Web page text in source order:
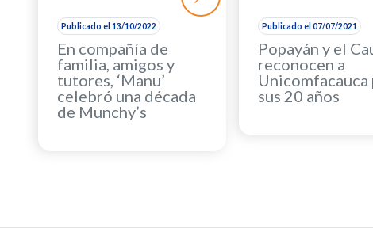
Publicado el 13/10/2022
En compañía de
familia, amigos y
tutores, ‘Manu’
celebró una década
de Munchy’s
Publicado el 07/07/2021
Popayán y el
reconocen a
Unicomfacauca
sus 20 años